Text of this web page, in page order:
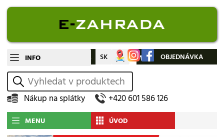
INFO CZ SK Můj účet OBJEDNÁVKA
vyhledat
Nákup na splátky +420 601 586 126
MENU ÚVOD